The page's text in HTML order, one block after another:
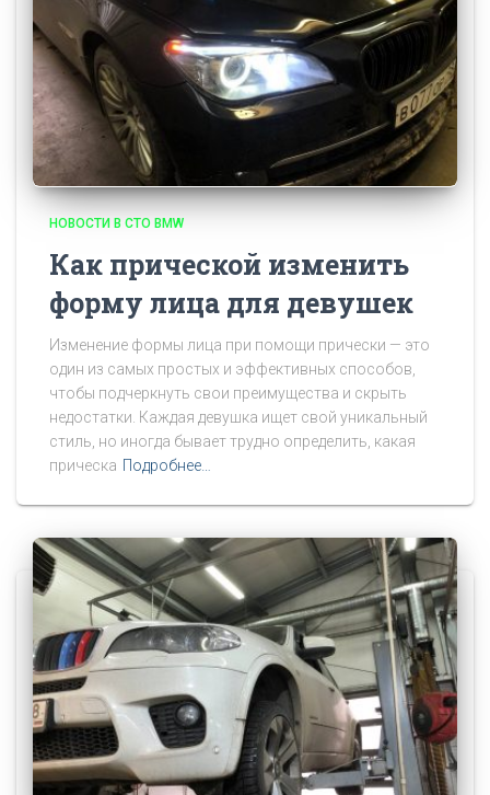
НОВОСТИ В СТО BMW
Как прической изменить
форму лица для девушек
Изменение формы лица при помощи прически — это
один из самых простых и эффективных способов,
чтобы подчеркнуть свои преимущества и скрыть
недостатки. Каждая девушка ищет свой уникальный
стиль, но иногда бывает трудно определить, какая
прическа Подробнее…